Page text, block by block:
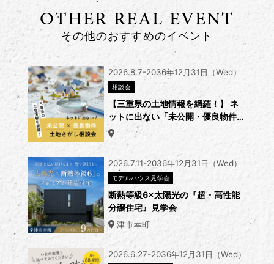
OTHER REAL EVENT
その他のおすすめのイベント
2026.8.7-2036年12月31日（Wed）
相談会
【三重県の土地情報を網羅！】 ネ
ットに出ない「未公開・優良物件」
の探し方相談会
2026.7.11-2036年12月31日（Wed）
モデルハウス見学会
断熱等級6×太陽光の『超・高性能
分譲住宅』見学会
津市幸町
2026.6.27-2036年12月31日（Wed）